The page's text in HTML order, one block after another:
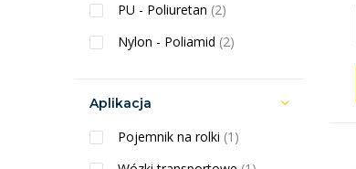
PU - Poliuretan (2)
Nylon - Poliamid (2)
Aplikacja
Pojemnik na rolki (1)